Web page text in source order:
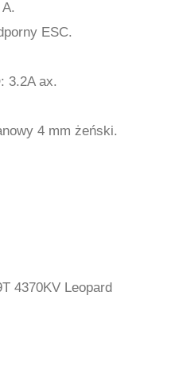
ESC.
3.2A ax.
4 mm żeński.
4370KV Leopard